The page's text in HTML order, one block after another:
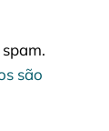
são